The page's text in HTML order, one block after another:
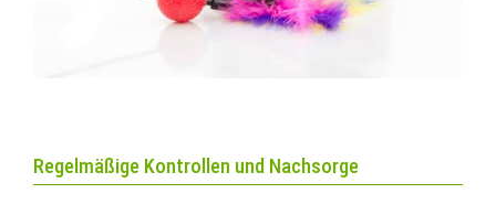
Regelmäßige Kontrollen und Nachsorge